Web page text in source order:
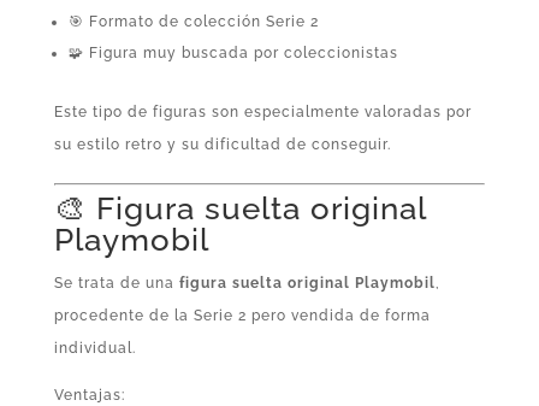
🎯 Formato de colección Serie 2
🧩 Figura muy buscada por coleccionistas
Este tipo de figuras son especialmente valoradas por
su estilo retro y su dificultad de conseguir.
🎨 Figura suelta original
Playmobil
Se trata de una figura suelta original Playmobil
procedente de la Serie 2 pero vendida de forma
individual.
Ventajas: